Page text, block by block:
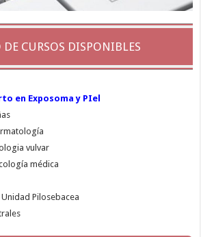
DE CURSOS DISPONIBLES
en Exposoma y PIel
vulvar
médica
Pilosebacea